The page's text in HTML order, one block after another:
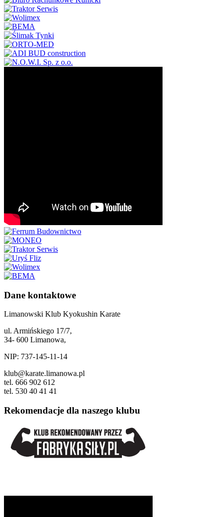
Dane kontaktowe
Limanowski Klub Kyokushin Karate
ul. Armińskiego 17/7,
34- 600 Limanowa,
NIP: 737-145-11-14
klub@karate.limanowa.pl
tel. 666 902 612
tel. 530 40 41 41
Rekomendacje dla naszego klubu